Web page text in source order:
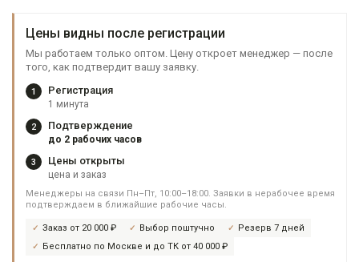
Цены видны после регистрации
Мы работаем только оптом. Цену откроет менеджер — после
того, как подтвердит вашу заявку.
1 Регистрация
1 минута
2 Подтверждение
до 2 рабочих часов
3 Цены открыты
цена и заказ
Менеджеры на связи Пн–Пт, 10:00–18:00. Заявки в нерабочее время
подтверждаем в ближайшие рабочие часы.
Заказ от 20 000 ₽ Выбор поштучно
Резерв 7 дней
Бесплатно по Москве и до ТК от 40 000 ₽